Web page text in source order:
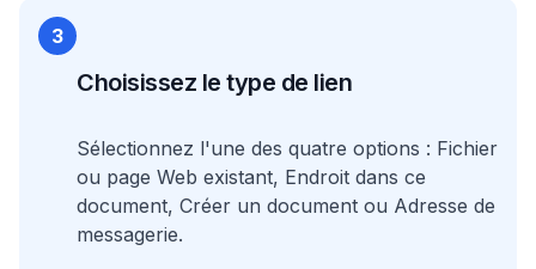
3
Choisissez le type de lien
Sélectionnez l'une des quatre options : Fichier
ou page Web existant, Endroit dans ce
document, Créer un document ou Adresse de
messagerie.